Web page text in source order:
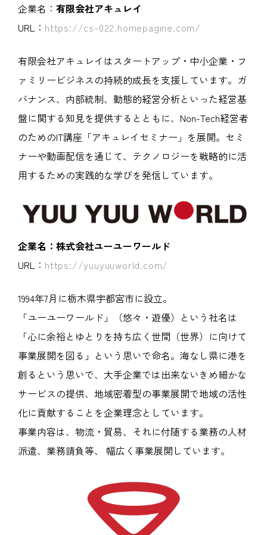
企業名： 有限会社アキュレイ
URL： https://cs-022.homepagine.com/
有限会社アキュレイはスタートアップ・中小企業・フ
ァミリービジネスの持続的成長を支援しています。ガ
バナンス、内部統制、動態的経営分析といった経営基
盤に関する知見を提供するとともに、Non-Tech経営者
のためのIT講座「アキュレイセミナー」を展開。セミ
ナーや動画配信を通じて、テクノロジーを戦略的に活
用するための実践的な学びを発信しています。
企業名：株式会社ユーユーワールド
URL： https://yuuyuuworld.com/
1994年7月に栃木県宇都宮市に設立。
「ユーユーワールド」（悠々・遊優）という社名は
「心に余裕とゆとりを持ち広く世間（世界）に向けて
事業展開を図る」という思いで命名。海なし県に港を
創るという思いで、大手企業では出来ないきめ細かな
サービスの提供、地域密着型の事業展開で地域の活性
化に貢献することを企業理念としています。
事業内容は、物流・貿易、それに付随する業務の人材
派遣、業務請負等、 幅広く事業展開しています。